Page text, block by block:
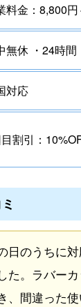
料金：8,800円
無休 ・24時間
対応
割引：
日のうちに対
た。ラバー
、間違った